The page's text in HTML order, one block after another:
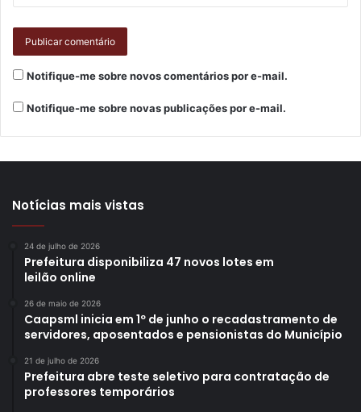
Ilha das Flores
Jorge Furtado
saneamento-basico
Notifique-me sobre novos comentários por e-mail.
Notifique-me sobre novas publicações por e-mail.
Notícias mais vistas
24 de julho de 2026
Prefeitura disponibiliza 47 novos lotes em
leilão online
26 de maio de 2026
Caapsml inicia em 1º de junho o recadastramento de
servidores, aposentados e pensionistas do Município
21 de julho de 2026
Prefeitura abre teste seletivo para contratação de
professores temporários